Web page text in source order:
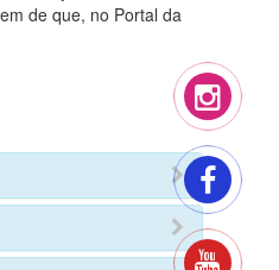
de que, no Portal da